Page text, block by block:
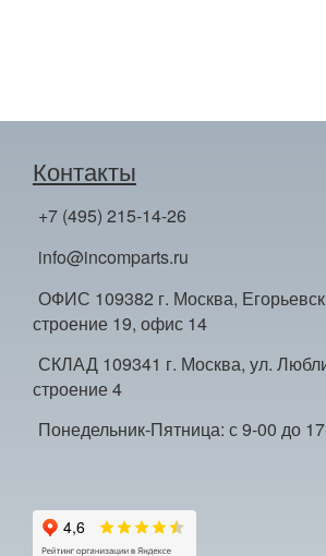
Контакты
+7 (495) 215-14-26
info@incomparts.ru
ОФИС 109382 г. Москва,
строение 19, офис 14
СКЛАД 109341 г. Москва, ул.
строение 4
Понедельник-Пятница: с 9-00 до